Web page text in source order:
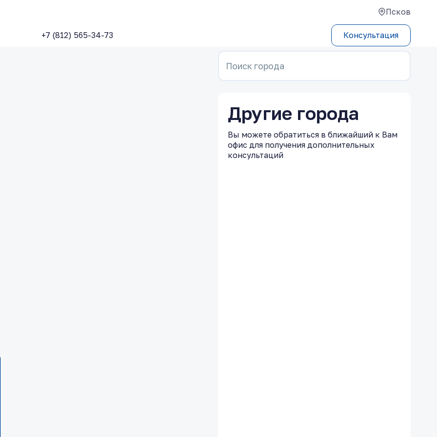
Псков
+7 (812) 565-34-73 Консультация
Поиск города
Другие города
Вы можете обратиться в ближайший к Вам
офис для получения дополнительных
консультаций